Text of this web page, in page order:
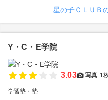
星の子ＣＬＵＢ
Y・C・E学院
3.03 写真 1
学習塾・塾